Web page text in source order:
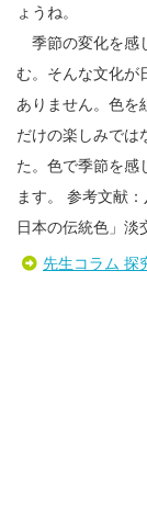
ょうね。
季節の変化を感
む。そんな文化が
ありません。色を
だけの楽しみでは
た。色で季節を感
ます。 参考文献
日本の伝統色」淡
先生コラム 探